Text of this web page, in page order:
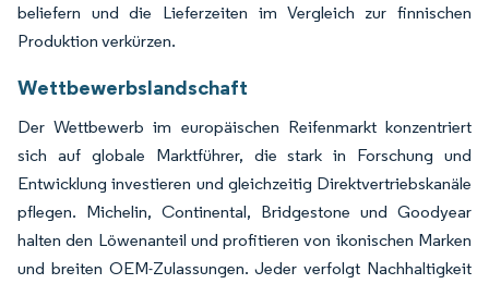
beliefern und die Lieferzeiten im Vergleich zur finnischen
Produktion verkürzen.
Wettbewerbslandschaft
Der Wettbewerb im europäischen Reifenmarkt konzentriert
sich auf globale Marktführer, die stark in Forschung und
Entwicklung investieren und gleichzeitig Direktvertriebskanäle
pflegen. Michelin, Continental, Bridgestone und Goodyear
halten den Löwenanteil und profitieren von ikonischen Marken
und breiten OEM-Zulassungen. Jeder verfolgt Nachhaltigkeit